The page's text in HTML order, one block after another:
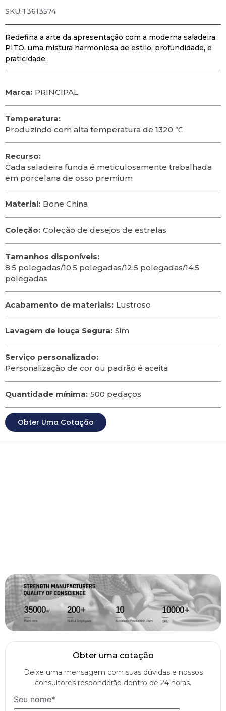
SKU:T3613574
Redefina a arte da apresentação com a moderna saladeira
PITO, uma mistura harmoniosa de estilo, profundidade, e
praticidade.
Marca: PRINCIPAL
Temperatura:
Produzindo com alta temperatura de 1320 ℃
Recurso:
Cada saladeira funda é meticulosamente trabalhada
em porcelana de osso premium
Material: Bone China
Coleção: Coleção de desejos de estrelas
Tamanhos disponíveis:
8.5 polegadas/10,5 polegadas/12,5 polegadas/14,5
polegadas
Acabamento de materiais: Lustroso
Lavagem de louça Segura: Sim
Serviço personalizado:
Personalização de cor ou padrão é aceita
Quantidade mínima: 500 pedaços
Obter Uma Cotação
Obter uma cotação
Deixe uma mensagem com suas dúvidas e nossos
consultores responderão dentro de 24 horas.
Seu nome*